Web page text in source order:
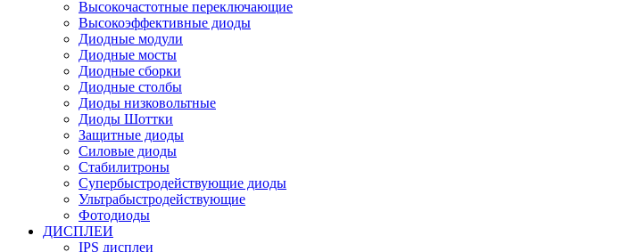
Высокочастотные переключающие
Высокоэффективные диоды
Диодные модули
Диодные мосты
Диодные сборки
Диодные столбы
Диоды низковольтные
Диоды Шоттки
Защитные диоды
Силовые диоды
Стабилитроны
Супербыстродействующие диоды
Ультрабыстродействующие
Фотодиоды
ДИСПЛЕИ
IPS дисплеи